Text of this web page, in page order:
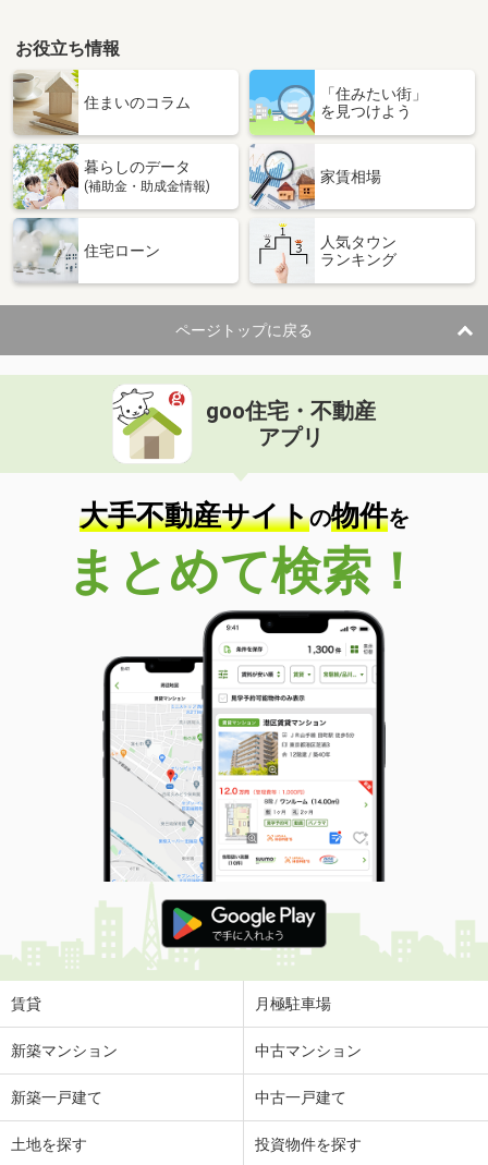
お役立ち情報
住まいのコラム
「住みたい街」
を見つけよう
暮らしのデータ
(補助金・助成金情報)
家賃相場
住宅ローン
人気タウン
ランキング
ページトップに戻る
goo住宅・不動産
アプリ
大手不動産サイトの物件を
まとめて検索！
賃貸 月極駐車場
新築マンション 中古マンション
新築一戸建て 中古一戸建て
土地を探す 投資物件を探す